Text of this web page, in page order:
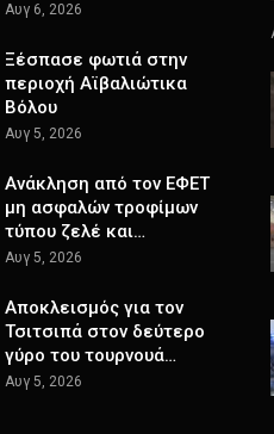
Αυγ 6, 2026
Ξέσπασε φωτιά στην
περιοχή Αϊβαλιώτικα
Βόλου
Αυγ 5, 2026
Ανάκληση από τον ΕΦΕΤ
μη ασφαλών τροφίμων
τύπου ζελέ και…
Αυγ 5, 2026
Αποκλεισμός για τον
Τσιτσιπά στον δεύτερο
γύρο του τουρνουά…
Αυγ 5, 2026